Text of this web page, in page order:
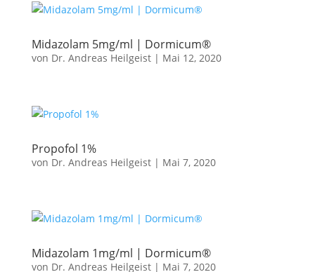
Midazolam 5mg/ml | Dormicum®
von Dr. Andreas Heilgeist| Mai 12, 2020
Propofol 1%
von Dr. Andreas Heilgeist| Mai 7, 2020
Midazolam 1mg/ml | Dormicum®
von Dr. Andreas Heilgeist| Mai 7, 2020